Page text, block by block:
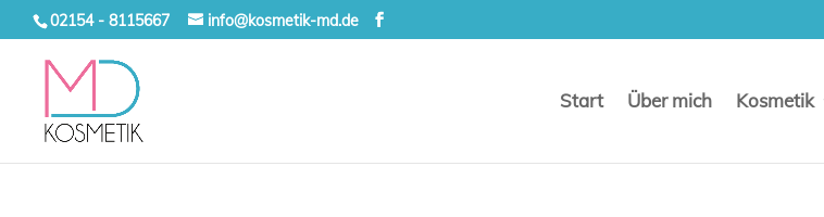
02154 - 8115667 info@kosmetik-md.de
Start Über mich Kosmetik